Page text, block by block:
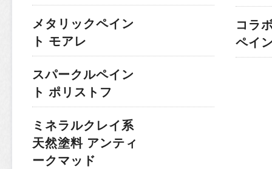
メタリックペイン
ト モアレ
スパークルペイン
ト ポリストフ
ミネラルクレイ系
天然塗料 アンティ
ークマッド
コラ
ペイ